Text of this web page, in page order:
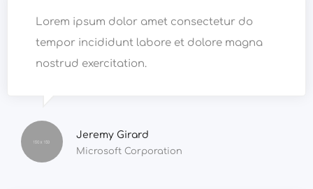
Lorem ipsum dolor amet consectetur do
tempor incididunt labore et dolore magna
nostrud exercitation.
Jeremy Girard
Microsoft Corporation